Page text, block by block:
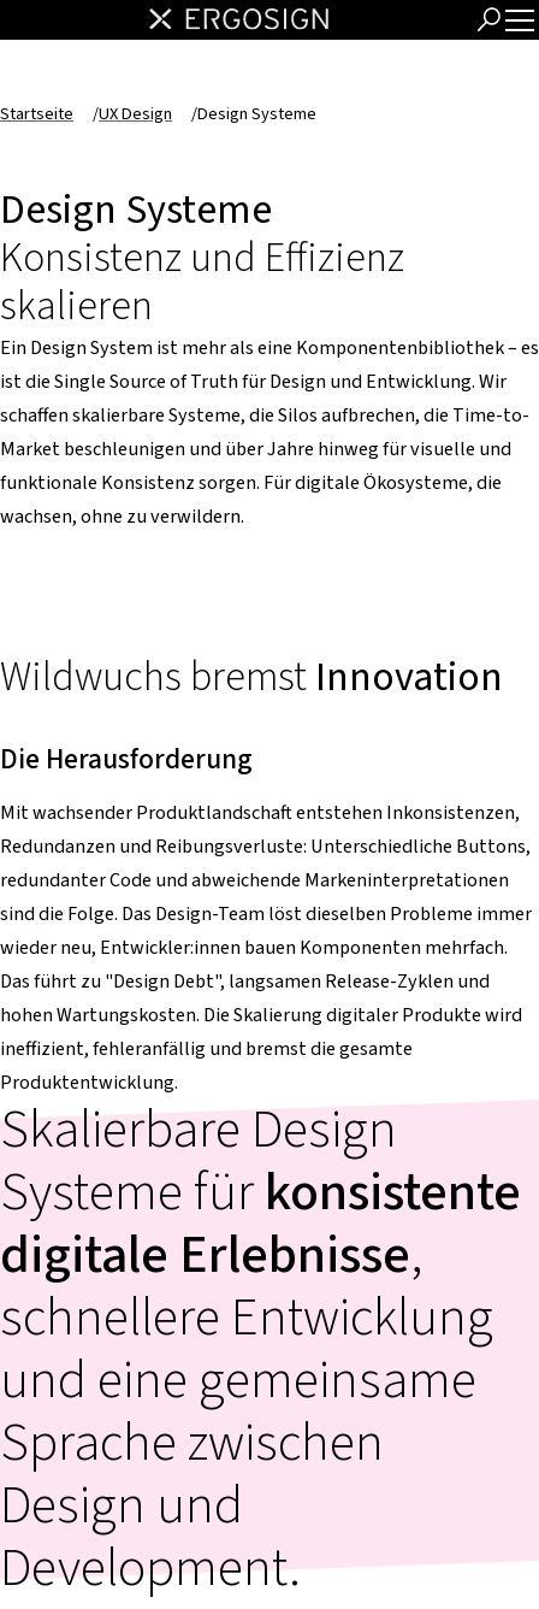
Startseite /UX Design /Design Systeme
Design Systeme
Konsistenz und Effizienz
skalieren
Ein Design System ist mehr als eine Komponentenbibliothek – es
ist die Single Source of Truth für Design und Entwicklung. Wir
schaffen skalierbare Systeme, die Silos aufbrechen, die Time-to-
Market beschleunigen und über Jahre hinweg für visuelle und
funktionale Konsistenz sorgen. Für digitale Ökosysteme, die
wachsen, ohne zu verwildern.
Wildwuchs bremst Innovation
Die Herausforderung
Mit wachsender Produktlandschaft entstehen Inkonsistenzen,
Redundanzen und Reibungsverluste: Unterschiedliche Buttons,
redundanter Code und abweichende Markeninterpretationen
sind die Folge. Das Design-Team löst dieselben Probleme immer
wieder neu, Entwickler:innen bauen Komponenten mehrfach.
Das führt zu "Design Debt", langsamen Release-Zyklen und
hohen Wartungskosten. Die Skalierung digitaler Produkte wird
ineffizient, fehleranfällig und bremst die gesamte
Produktentwicklung.
Skalierbare Design
Systeme fürkonsistente
digitale Erlebnisse,
schnellere Entwicklung
und eine gemeinsame
Sprache zwischen
Design und
Development.